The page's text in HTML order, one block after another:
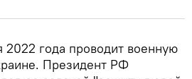
2022 года проводит военную
Президент РФ